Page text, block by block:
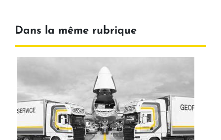
Dans la même rubrique